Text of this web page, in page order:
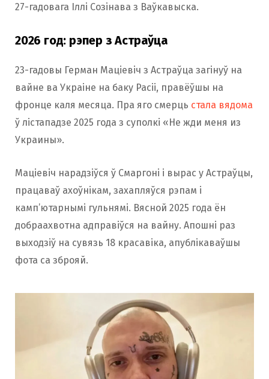
27-гадовага Іллі Созінава з Ваўкавыска.
2026 год: рэпер з Астраўца
23-гадовы Герман Маціевіч з Астраўца загінуў на
вайне ва Украіне на баку Расіі, правёўшы на
фронце каля месяца. Пра яго смерць стала вядома
ў лістападзе 2025 года з суполкі «Не жди меня из
Украины».
Маціевіч нарадзіўся ў Смаргоні і вырас у Астраўцы,
працаваў ахоўнікам, захапляўся рэпам і
камп’ютарнымі гульнямі. Вясной 2025 года ён
добраахвотна адправіўся на вайну. Апошні раз
выходзіў на сувязь 18 красавіка, апублікаваўшы
фота са зброяй.